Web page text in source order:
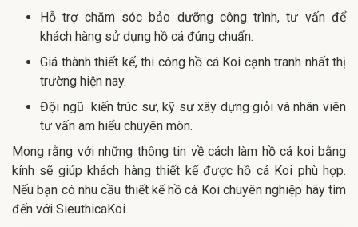
Hỗ trợ chăm sóc bảo dưỡng công trình, tư vấn để
khách hàng sử dụng hồ cá đúng chuẩn.
Giá thành thiết kế, thi công hồ cá Koi cạnh tranh nhất thị
trường hiện nay.
Đội ngũ kiến trúc sư, kỹ sư xây dựng giỏi và nhân viên
tư vấn am hiểu chuyên môn.
Mong rằng với những thông tin về cách làm hồ cá koi bằng
kính sẽ giúp khách hàng thiết kế được hồ cá Koi phù hợp.
Nếu bạn có nhu cầu thiết kế hồ cá Koi chuyên nghiệp hãy tìm
đến với SieuthicaKoi.